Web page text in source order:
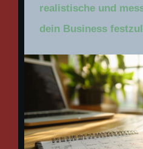
realistische und
dein Business